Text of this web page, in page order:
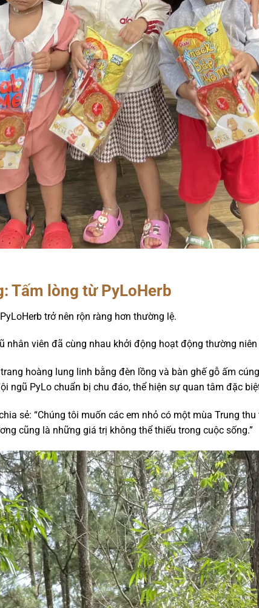
Tấm lòng từ PyLoHerb
trở nên rộn ràng hơn thường lệ.
nhân viên đã cùng nhau khởi động hoạt động thường niên
hoàng lung linh bằng đèn lồng và bàn ghế gỗ ấm
ngũ PyLo chuẩn bị chu đáo, thể hiện sự quan tâm đặc
sẻ: “Chúng tôi muốn các em nhỏ có một mùa Trung
cũng là những giá trị không thể thiếu trong cuộc sống.”